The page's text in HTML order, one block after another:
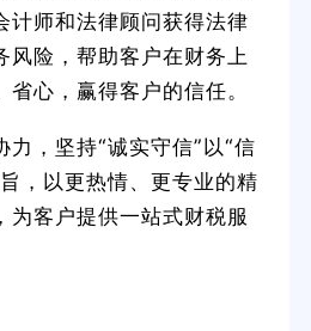
计师和法律顾问获得法律
风险，帮助客户在财务上
心，赢得客户的信任。
，坚持“诚实守信”以“信
，以更热情、更专业的精
为客户提供一站式财税服